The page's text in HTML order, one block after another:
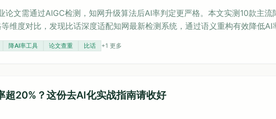
论文需通过AIGC检测，知网升级算法后AI率判定更严格。本文实测10款主流
维度对比，发现比话深度适配知网最新检测系统，通过语义重构有效降低
倍赔付保障，是学生应对知网AIGC检测的优选工具。
降AI率工具 论文查重 比话 +1 更多
超20%？这份去AI化实战指南请收好